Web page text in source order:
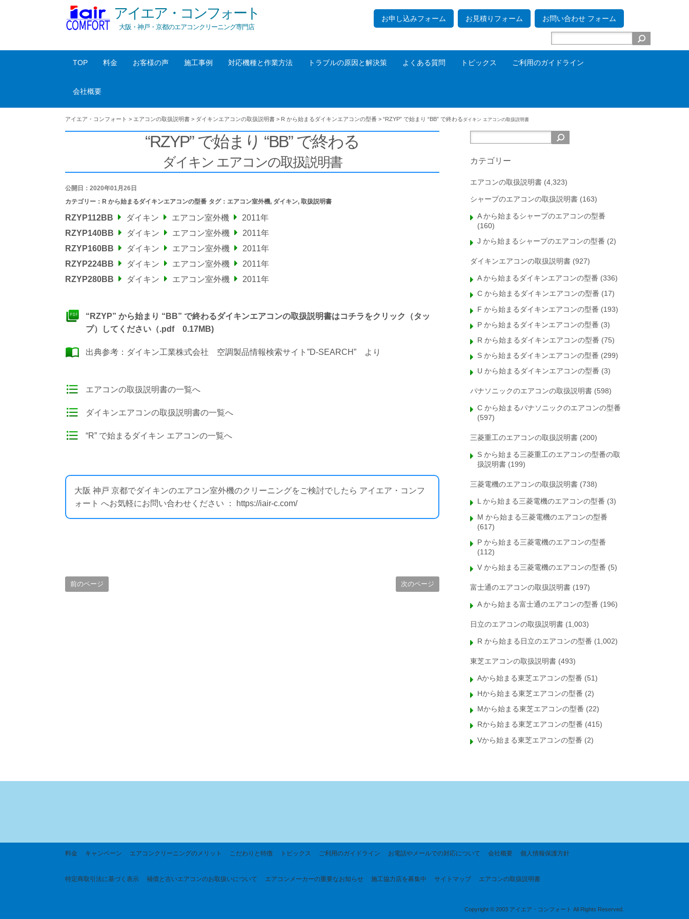
アイエア・コンフォート
大阪・神戸・京都のエアコンクリーニング専門店
お申し込みフォーム お見積りフォーム お問い合わせ フォーム
TOP 料金 お客様の声 施工事例 対応機種と作業方法 トラブルの原因と解決策 よくある質問 トピックス ご利用のガイドライン
会社概要
アイエア・コンフォート > エアコンの取扱説明書 > ダイキンエアコンの取扱説明書 > R から始まるダイキンエアコンの型番 > “RZYP” で始まり “BB” で終わる ダイキン エアコンの取扱説明書
“RZYP” で始まり “BB” で終わる
ダイキン エアコンの取扱説明書
公開日：2020年01月26日
カテゴリー： R から始まるダイキンエアコンの型番 タグ： エアコン室外機, ダイキン, 取扱説明書
RZYP112BB ダイキン エアコン室外機
2011年
RZYP140BB
ダイキン エアコン室外機
2011年
RZYP160BB
ダイキン エアコン室外機
2011年
RZYP224BB
ダイキン エアコン室外機
2011年
RZYP280BB
ダイキン エアコン室外機 2011年
“RZYP” から始まり “BB” で終わるダイキンエアコンの取扱説明書はコチラをクリック（タッ
プ）してください（.pdf 0.17MB)
出典参考： ダイキン工業株式会社 空調製品情報検索サイト”D-SEARCH” より
エアコンの取扱説明書の一覧へ
ダイキンエアコンの取扱説明書の一覧へ
“R” で始まるダイキン エアコンの一覧へ
大阪 神戸 京都でダイキンのエアコン室外機のクリーニングをご検討でしたら アイエア・コンフ
ォート へお気軽にお問い合わせください ： https://iair-c.com/
前のページ 次のページ
カテゴリー
エアコンの取扱説明書 (4,323)
シャープのエアコンの取扱説明書 (163)
A から始まるシャープのエアコンの型番
(160)
J から始まるシャープのエアコンの型番 (2)
ダイキンエアコンの取扱説明書 (927)
A から始まるダイキンエアコンの型番 (336)
C から始まるダイキンエアコンの型番 (17)
F から始まるダイキンエアコンの型番 (193)
P から始まるダイキンエアコンの型番 (3)
R から始まるダイキンエアコンの型番 (75)
S から始まるダイキンエアコンの型番 (299)
U から始まるダイキンエアコンの型番 (3)
パナソニックのエアコンの取扱説明書 (598)
C から始まるパナソニックのエアコンの型番
(597)
三菱重工のエアコンの取扱説明書 (200)
S から始まる三菱重工のエアコンの型番の取
扱説明書 (199)
三菱電機のエアコンの取扱説明書 (738)
L から始まる三菱電機のエアコンの型番 (3)
M から始まる三菱電機のエアコンの型番
(617)
P から始まる三菱電機のエアコンの型番
(112)
V から始まる三菱電機のエアコンの型番 (5)
富士通のエアコンの取扱説明書 (197)
A から始まる富士通のエアコンの型番 (196)
日立のエアコンの取扱説明書 (1,003)
R から始まる日立のエアコンの型番 (1,002)
東芝エアコンの取扱説明書 (493)
Aから始まる東芝エアコンの型番 (51)
Hから始まる東芝エアコンの型番 (2)
Mから始まる東芝エアコンの型番 (22)
Rから始まる東芝エアコンの型番 (415)
Vから始まる東芝エアコンの型番 (2)
料金 キャンペーン エアコンクリーニングのメリット こだわりと特徴 トピックス ご利用のガイドライン お電話やメールでの対応について 会社概要 個人情報保護方針
特定商取引法に基づく 表示 補償と古いエアコンのお取扱いについて エアコンメーカーの重要なお知らせ 施工協力店を募集中 サイトマップ エアコンの取扱説明書
Copyright © 2003 アイエア・コンフォート All Rights Reserved.